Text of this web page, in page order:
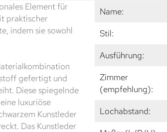
Element für
praktischer
indem sie sowohl
gefertigt und
Diese spiegelnde
luxuriöse
Kunstleder
Das Kunstleder
Name:
Stil:
Ausführung:
Zimmer
(empfehlung):
Lochabstand: